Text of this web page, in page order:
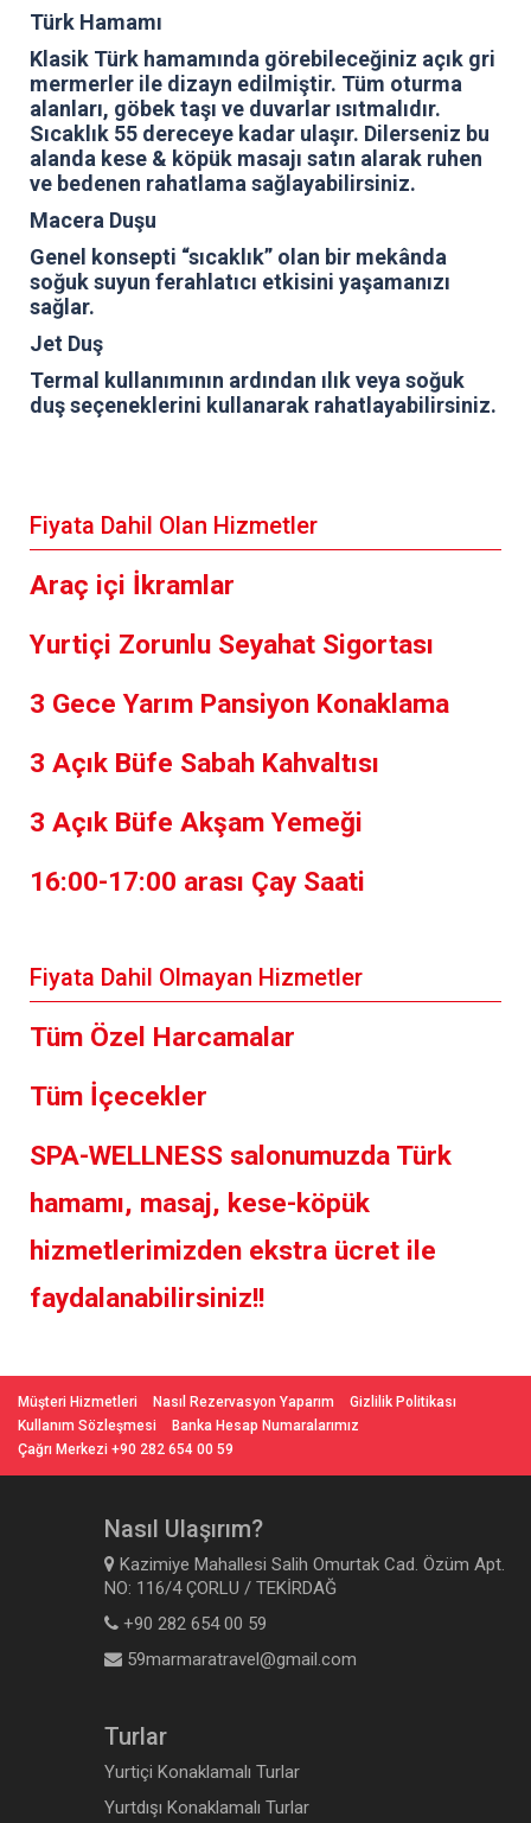
Türk Hamamı
Klasik Türk hamamında görebileceğiniz açık gri
mermerler ile dizayn edilmiştir. Tüm oturma
alanları, göbek taşı ve duvarlar ısıtmalıdır.
Sıcaklık 55 dereceye kadar ulaşır. Dilerseniz bu
alanda kese & köpük masajı satın alarak ruhen
ve bedenen rahatlama sağlayabilirsiniz.
Macera Duşu
Genel konsepti “sıcaklık” olan bir mekânda
soğuk suyun ferahlatıcı etkisini yaşamanızı
sağlar.
Jet Duş
Termal kullanımının ardından ılık veya soğuk
duş seçeneklerini kullanarak rahatlayabilirsiniz.
Fiyata Dahil Olan Hizmetler
Araç içi İkramlar
Yurtiçi Zorunlu Seyahat Sigortası
3 Gece Yarım Pansiyon Konaklama
3 Açık Büfe Sabah Kahvaltısı
3 Açık Büfe Akşam Yemeği
16:00-17:00 arası Çay Saati
Fiyata Dahil Olmayan Hizmetler
Tüm Özel Harcamalar
Tüm İçecekler
SPA-WELLNESS salonumuzda Türk
hamamı, masaj, kese-köpük
hizmetlerimizden ekstra ücret ile
faydalanabilirsiniz!!
Müşteri Hizmetleri Nasıl Rezervasyon Yaparım
Gizlilik Politikası
Kullanım Sözleşmesi
Banka Hesap Numaralarımız
Çağrı Merkezi +90 282 654 00 59
Nasıl Ulaşırım?
Kazimiye Mahallesi Salih Omurtak Cad. Özüm Apt.
NO: 116/4 ÇORLU / TEKİRDAĞ
+90 282 654 00 59
59marmaratravel@gmail.com
Turlar
Yurtiçi Konaklamalı Turlar
Yurtdışı Konaklamalı Turlar